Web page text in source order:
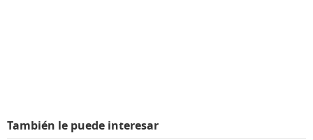
También le puede interesar